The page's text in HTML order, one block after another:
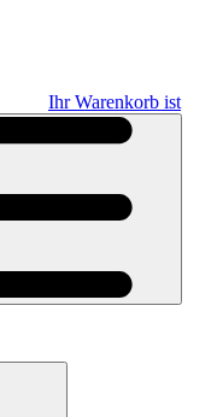
Ihr Warenkorb ist